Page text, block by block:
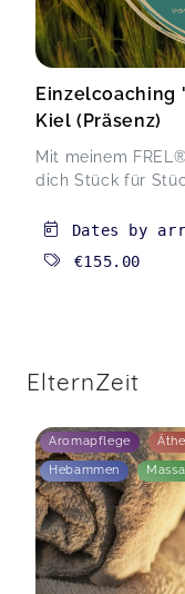
Einzelcoaching
Kiel (Präsenz)
Mit meinem
dich Stück für
Dates by
€155.00
ElternZeit
Aromapflege
Hebammen